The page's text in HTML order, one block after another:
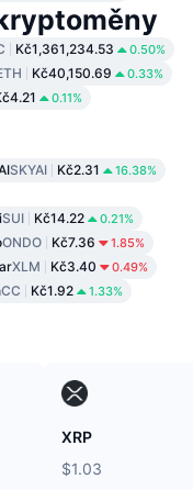
Kč1,361,234.53 0.50%
Kč40,150.69 0.33%
0.11%
SKYAI Kč2.31 16.38%
SUI Kč14.22 0.21%
ONDO Kč7.36 1.85%
XLM Kč3.40 0.49%
CC Kč1.92 1.33%
XRP
$1.03